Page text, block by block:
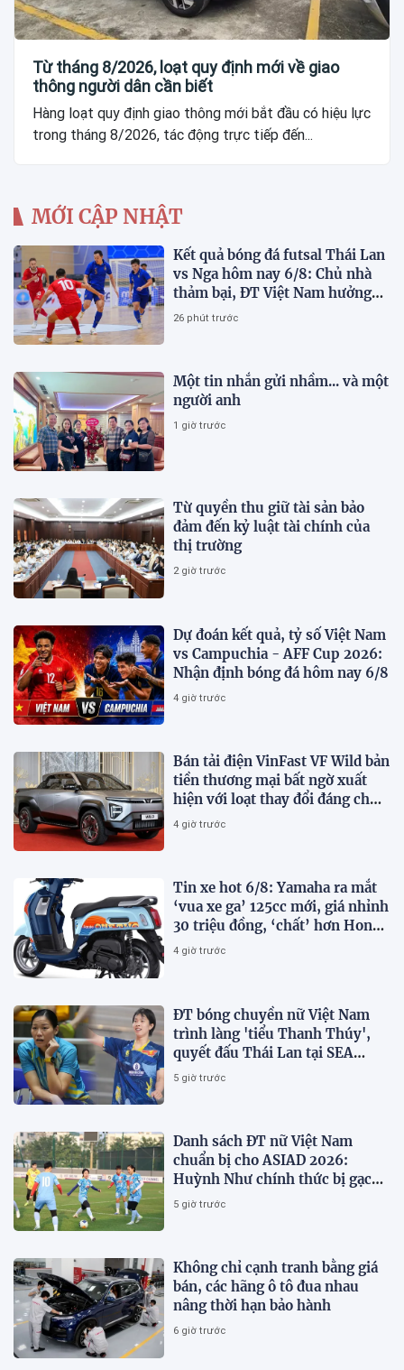
Từ tháng 8/2026, loạt quy định mới về giao
thông người dân cần biết
Hàng loạt quy định giao thông mới bắt đầu có hiệu lực
trong tháng 8/2026, tác động trực tiếp đến...
MỚI CẬP NHẬT
Kết quả bóng đá futsal Thái Lan
vs Nga hôm nay 6/8: Chủ nhà
thảm bại, ĐT Việt Nam hưởng
lợi lớn
26 phút trước
Một tin nhắn gửi nhầm... và một
người anh
1 giờ trước
Từ quyền thu giữ tài sản bảo
đảm đến kỷ luật tài chính của
thị trường
2 giờ trước
Dự đoán kết quả, tỷ số Việt Nam
vs Campuchia - AFF Cup 2026:
Nhận định bóng đá hôm nay 6/8
4 giờ trước
Bán tải điện VinFast VF Wild bản
tiền thương mại bất ngờ xuất
hiện với loạt thay đổi đáng chú
ý
4 giờ trước
Tin xe hot 6/8: Yamaha ra mắt
‘vua xe ga’ 125cc mới, giá nhỉnh
30 triệu đồng, ‘chất’ hơn Honda
Vision và SH Mode
4 giờ trước
ĐT bóng chuyền nữ Việt Nam
trình làng 'tiểu Thanh Thúy',
quyết đấu Thái Lan tại SEA
V.Cup 2026
5 giờ trước
Danh sách ĐT nữ Việt Nam
chuẩn bị cho ASIAD 2026:
Huỳnh Như chính thức bị gạch
tên
5 giờ trước
Không chỉ cạnh tranh bằng giá
bán, các hãng ô tô đua nhau
nâng thời hạn bảo hành
6 giờ trước